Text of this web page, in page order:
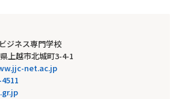
ジネス専門学校
上越市北城町3-4-1
net.ac.jp